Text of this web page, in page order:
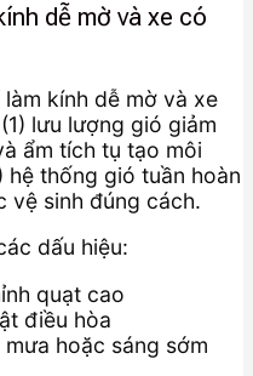
dễ mờ và xe có
làm kính dễ mờ và xe
lưu lượng gió giảm
ẩm tích tụ tạo môi
thống gió tuần hoàn
vệ sinh đúng cách.
dấu hiệu:
quạt cao
điều hòa
hoặc sáng sớm